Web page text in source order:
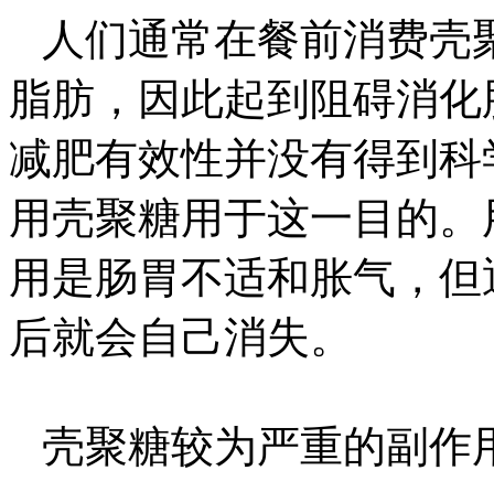
人们通常在餐前消费壳
脂肪，因此起到阻碍消
减肥有效性并没有得到
用壳聚糖用于这一目的
用是肠胃不适和胀气，
后就会自己消失。
壳聚糖较为严重的副作